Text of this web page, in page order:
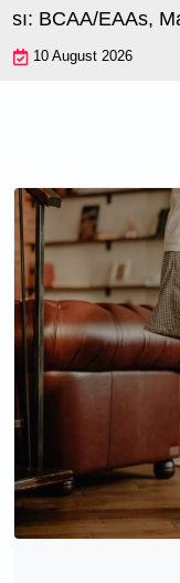
BCAA/EAAs,
10 August 2026